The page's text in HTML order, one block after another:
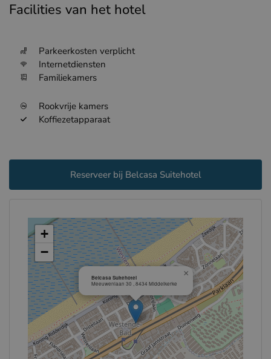
Facilities van het hotel
Parkeerkosten verplicht
Internetdiensten
Familiekamers
Rookvrije kamers
Koffiezetapparaat
Reserveer bij Belcasa Suitehotel
Belcasa Suitehotel
Meeuwenlaan 30 , 8434 Middelkerke
×
+
−